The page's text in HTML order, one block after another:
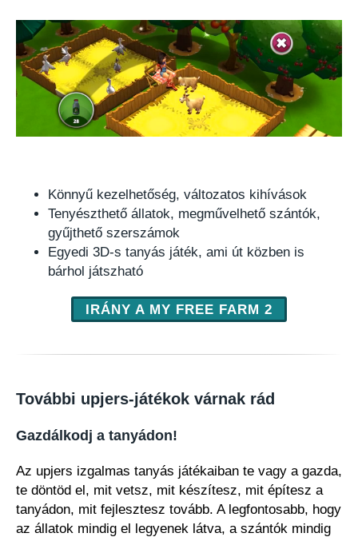
Könnyű kezelhetőség, változatos kihívások
Tenyészthető állatok, megművelhető szántók,
gyűjthető szerszámok
Egyedi 3D-s tanyás játék, ami út közben is
bárhol játszható
IRÁNY A MY FREE FARM 2
További upjers-játékok várnak rád
Gazdálkodj a tanyádon!
Az upjers izgalmas tanyás játékaiban te vagy a gazda,
te döntöd el, mit vetsz, mit készítesz, mit építesz a
tanyádon, mit fejlesztesz tovább. A legfontosabb, hogy
az állatok mindig el legyenek látva, a szántók mindig